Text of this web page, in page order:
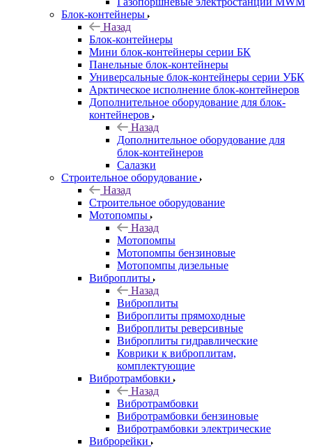
Блок-контейнеры
Назад
Блок-контейнеры
Мини блок-контейнеры серии БК
Панельные блок-контейнеры
Универсальные блок-контейнеры серии УБК
Арктическое исполнение блок-контейнеров
Дополнительное оборудование для блок-
контейнеров
Назад
Дополнительное оборудование для
блок-контейнеров
Салазки
Строительное оборудование
Назад
Строительное оборудование
Мотопомпы
Назад
Мотопомпы
Мотопомпы бензиновые
Мотопомпы дизельные
Виброплиты
Назад
Виброплиты
Виброплиты прямоходные
Виброплиты реверсивные
Виброплиты гидравлические
Коврики к виброплитам,
комплектующие
Вибротрамбовки
Назад
Вибротрамбовки
Вибротрамбовки бензиновые
Вибротрамбовки электрические
Виброрейки